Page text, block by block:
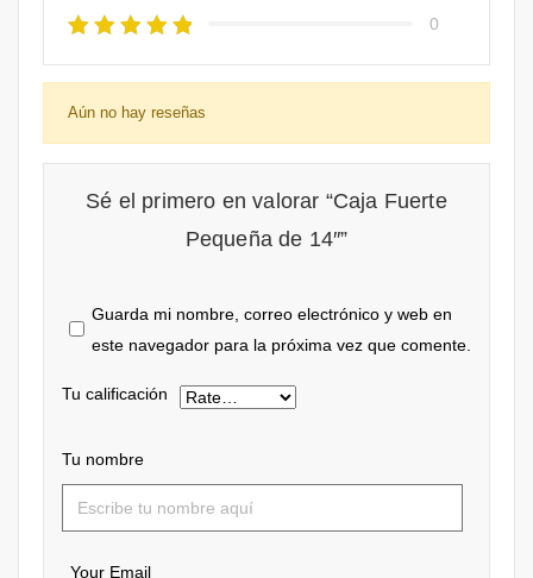
0
Aún no hay reseñas
Sé el primero en valorar “Caja Fuerte
Pequeña de 14″”
Tu nombre
Your Email
Guarda mi nombre, correo electrónico y web en
este navegador para la próxima vez que comente.
Tu calificación